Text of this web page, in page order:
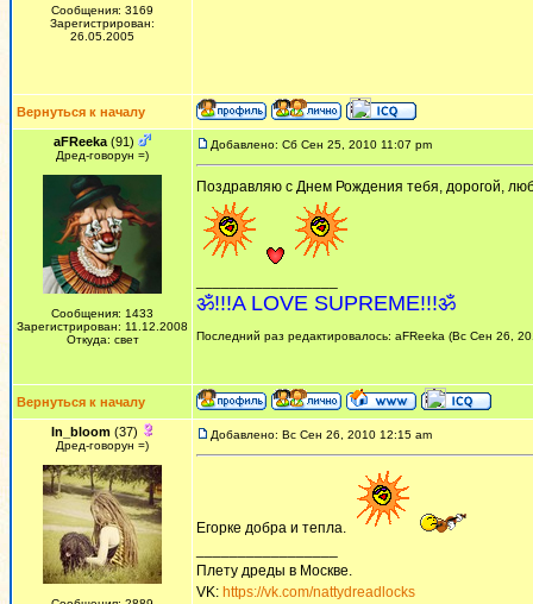
Сообщения: 3169
Зарегистрирован:
26.05.2005
Вернуться к началу
aFReeka (91)
Дред-говорун =)
Сообщения: 1433
Зарегистрирован: 11.12.2008
Откуда: свет
Добавлено: Сб Сен 25, 2010 11:07 pm
Поздравляю с Днем Рождения тебя, дорогой,
ॐ!!!A LOVE SUPREME!!!ॐ
Последний раз редактировалось: aFReeka (Вс Сен 26,
Вернуться к началу
In_bloom(37)
Дред-говорун =)
Добавлено: Вс Сен 26, 2010 12:15 am
Егоркe добрa и тeплa.
Плету дреды в Москве.
VK: https://vk.com/nattydreadlocks